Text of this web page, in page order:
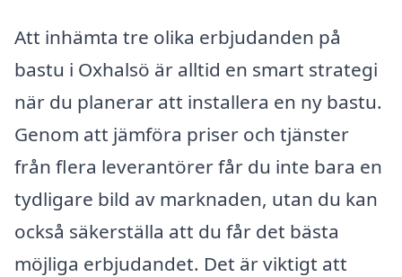
Att inhämta tre olika erbjudanden på
bastu i Oxhalsö är alltid en smart strategi
när du planerar att installera en ny bastu.
Genom att jämföra priser och tjänster
från flera leverantörer får du inte bara en
tydligare bild av marknaden, utan du kan
också säkerställa att du får det bästa
möjliga erbjudandet. Det är viktigt att